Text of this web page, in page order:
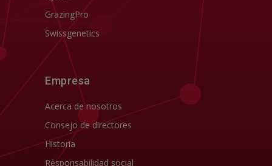
GrazingPro
Swissgenetics
Empresa
Acerca de nosotros
Consejo de directores
Historia
Responsabilidad social